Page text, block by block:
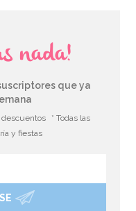
nada!
que ya
descuentos
* Todas las
y fiestas